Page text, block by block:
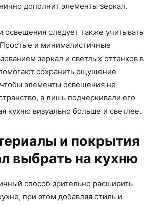
дополнит элементы зеркал.
освещения следует также учитывать
и минималистичные
зеркал и светлых оттенков в
сохранить ощущение
элементы освещения не
а лишь подчеркивали его
кухню визуально больше и светлее.
и покрытия
выбрать на кухню
способ зрительно расширить
при этом добавляя стиль и